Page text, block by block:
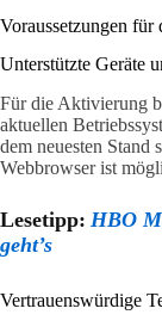
Voraussetzungen
Unterstützte Geräte
Für die Aktivierung
aktuellen
dem neuesten
Webbrowser ist
Lesetipp: HBO
geht’s
Vertrauenswürdige